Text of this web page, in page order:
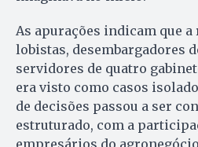
As apurações indicam que a
lobistas, desembargadores
servidores de quatro
era visto como casos
de decisões passou a ser
estruturado, com a
empresários do